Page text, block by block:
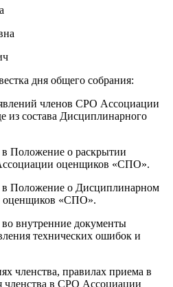
дня общего собрания:
членов СРО Ассоциации
состава Дисциплинарного
Положение о раскрытии
оценщиков «СПО».
Положение о Дисциплинарном
оценщиков «СПО».
внутренние документы
технических ошибок и
членства, правилах приема в
членства в СРО Ассоциации